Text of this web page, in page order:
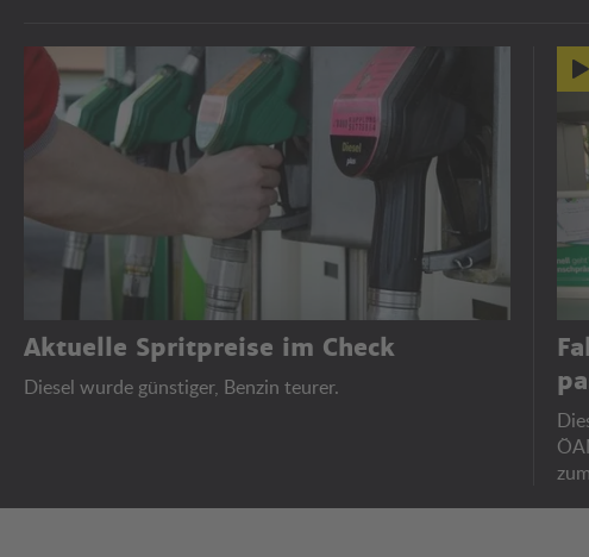
Aktuelle Spritpreise im Check
Diesel wurde günstiger, Benzin teurer.